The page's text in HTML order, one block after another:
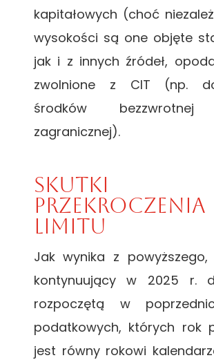
kapitałowych (choć
wysokości są one objęte
jak i z innych źródeł,
zwolnione z CIT (np.
środków bezzwrotnej
zagranicznej).
Skutki
przekroczenia
limitu
Jak wynika z
kontynuujący w 2025 r.
rozpoczętą w
podatkowych, których rok
jest równy rokowi